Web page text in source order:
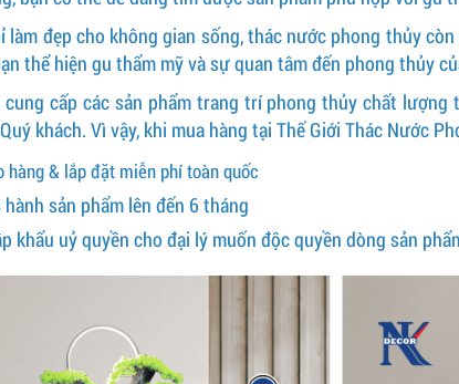
làm đẹp cho không gian sống, thác nước phong thủy
thể hiện gu thẩm mỹ và sự quan tâm đến phong thủy
cung cấp các sản phẩm trang trí phong thủy chất
khách. Vì vậy, khi mua hàng tại Thế Giới Thác Nước
hàng & lắp đặt miễn phí toàn quốc
hành sản phẩm lên đến 6 tháng
khẩu uỷ quyền cho đại lý muốn độc quyền dòng sản